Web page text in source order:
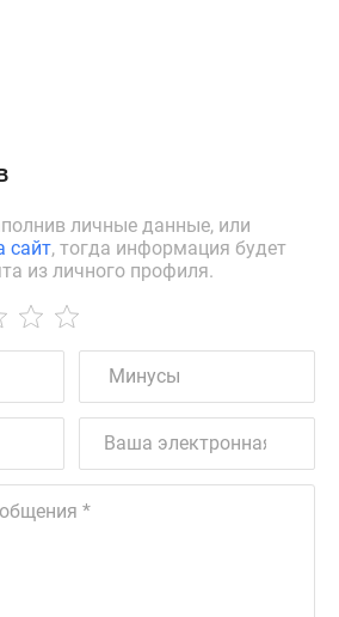
личные данные, или
сайт, тогда информация будет
из личного профиля.